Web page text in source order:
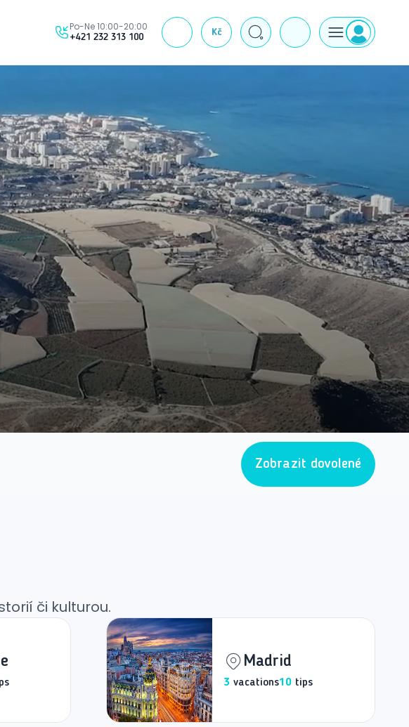
Po-Ne 10:00-20:00
+421 232 313 100 Kč J
Zobrazit dovolené
či kulturou.
Madrid
3 vacations10 tips